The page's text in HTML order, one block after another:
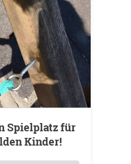
Kinder!